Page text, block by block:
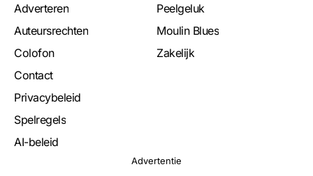
Adverteren
Auteursrechten
Colofon
Contact
Privacybeleid
Spelregels
AI-beleid
Peelgeluk
Moulin Blues
Zakelijk
Advertentie